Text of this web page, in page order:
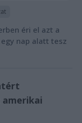
éri el azt a
nap alatt tesz